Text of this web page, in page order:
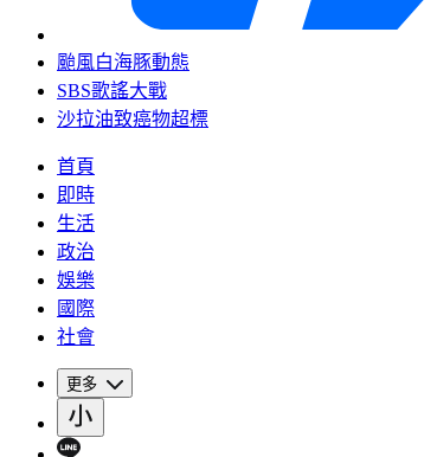
颱風白海豚動態
SBS歌謠大戰
沙拉油致癌物超標
首頁
即時
生活
政治
娛樂
國際
社會
更多